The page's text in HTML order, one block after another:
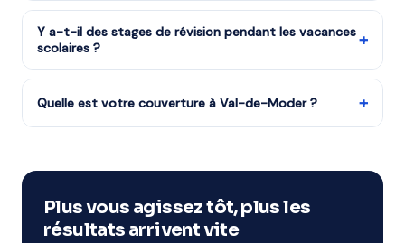
crédit d'impôt intervient chaque année après votre
déclaration de revenus.
Tous les niveaux : CP au CM2, 6ème à 3ème, Seconde à
Terminale, études supérieures et adultes.
Y a-t-il des stages de révision pendant les vacances
scolaires ?
+
Tout à fait : stages de Toussaint, Noël, février, Pâques
et été. Ces sessions concentrées sont idéales pour
Quelle est votre couverture à Val-de-Moder ? +
et nos professeurs connaissent les spécificités des
établissements du secteur.
Plus vous agissez tôt, plus les
résultats arrivent vite